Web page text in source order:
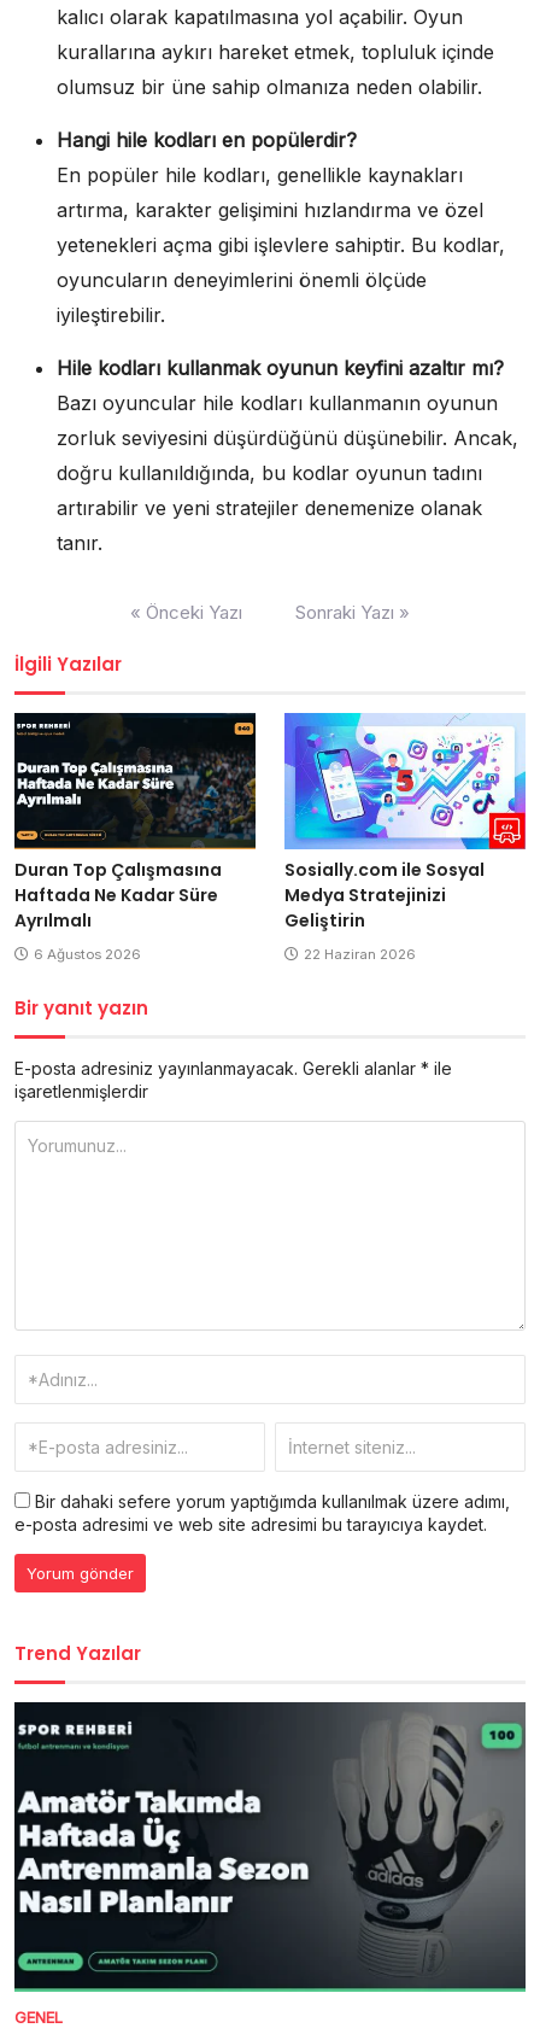
kalıcı olarak kapatılmasına yol açabilir. Oyun
kurallarına aykırı hareket etmek, topluluk içinde
olumsuz bir üne sahip olmanıza neden olabilir.
Hangi hile kodları en popülerdir?
En popüler hile kodları, genellikle kaynakları
artırma, karakter gelişimini hızlandırma ve özel
yetenekleri açma gibi işlevlere sahiptir. Bu kodlar,
oyuncuların deneyimlerini önemli ölçüde
iyileştirebilir.
Hile kodları kullanmak oyunun keyfini azaltır mı?
Bazı oyuncular hile kodları kullanmanın oyunun
zorluk seviyesini düşürdüğünü düşünebilir. Ancak,
doğru kullanıldığında, bu kodlar oyunun tadını
artırabilir ve yeni stratejiler denemenize olanak
tanır.
« Önceki Yazı Sonraki Yazı »
İlgili Yazılar
Duran Top Çalışmasına
Haftada Ne Kadar Süre
Ayrılmalı
6 Ağustos 2026
Sosially.com ile Sosyal
Medya Stratejinizi
Geliştirin
22 Haziran 2026
Bir yanıt yazın
E-posta adresiniz yayınlanmayacak. Gerekli alanlar * ile
işaretlenmişlerdir
Bir dahaki sefere yorum yaptığımda kullanılmak üzere adımı,
e-posta adresimi ve web site adresimi bu tarayıcıya kaydet.
Trend Yazılar
GENEL